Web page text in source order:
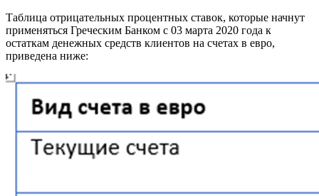
Таблица отрицательных процентных ставок, которые начнут
применяться Греческим Банком с 03 марта 2020 года к
остаткам денежных средств клиентов на счетах в евро,
приведена ниже: